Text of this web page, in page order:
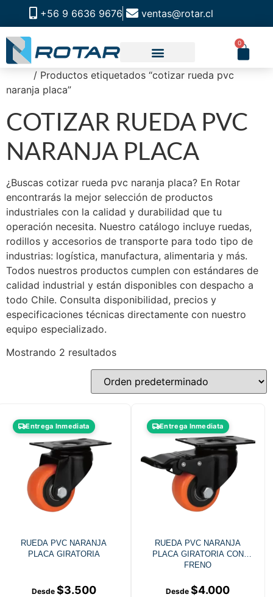
+56 9 6636 9676 ventas@rotar.cl
0
/ Productos etiquetados “cotizar rueda pvc
naranja placa”
COTIZAR RUEDA PVC
NARANJA PLACA
¿Buscas cotizar rueda pvc naranja placa? En Rotar
encontrarás la mejor selección de productos
industriales con la calidad y durabilidad que tu
operación necesita. Nuestro catálogo incluye ruedas,
rodillos y accesorios de transporte para todo tipo de
industrias: logística, manufactura, alimentaria y más.
Todos nuestros productos cumplen con estándares de
calidad industrial y están disponibles con despacho a
todo Chile. Consulta disponibilidad, precios y
especificaciones técnicas directamente con nuestro
equipo especializado.
Mostrando 2 resultados
Entrega Inmediata
RUEDA PVC NARANJA
PLACA GIRATORIA
$3.500
Entrega Inmediata
RUEDA PVC NARANJA
PLACA GIRATORIA CON
FRENO
$4.000